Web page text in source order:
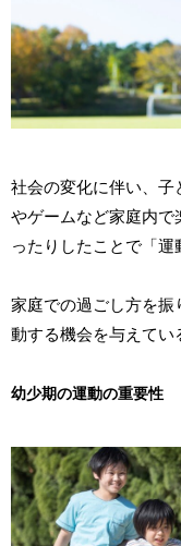
社会の変化に伴い、
やゲームなど家庭内
ったりしたことで「運
家庭での過ごし方を
動する機会を与えてい
幼少期の運動の重要性